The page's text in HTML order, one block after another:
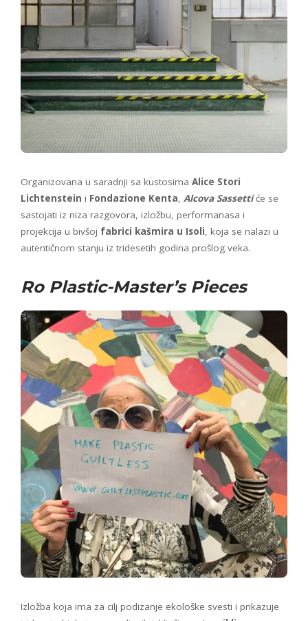
Organizovana u saradnji sa kustosima Alice Stori
Lichtenstein i Fondazione Kenta, Alcova Sassettiće se
sastojati iz niza razgovora, izložbu, performanasa i
projekcija u bivšoj fabrici kašmira u Isoli, koja se nalazi u
autentičnom stanju iz tridesetih godina prošlog veka.
Ro Plastic-Master’s Pieces
Izložba koja ima za cilj podizanje ekološke svesti i prikazuje